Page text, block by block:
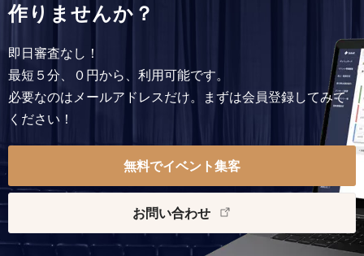
作りませんか？
即日審査なし！
最短５分、０円から、利用可能です。
必要なのはメールアドレスだけ。まずは会員登録してみて
ください！
無料でイベント集客
お問い合わせ